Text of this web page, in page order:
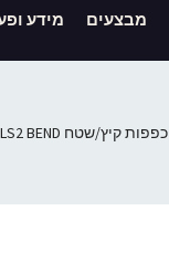
מבצעים מידע
כפפות קיץ/שטח LS2 BEND